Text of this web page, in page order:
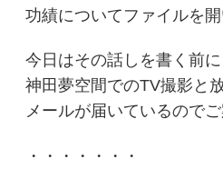
功績についてファイルを開
今日はその話しを書く前
神田夢空間でのTV撮影と
メールが届いているのでご
・・・・・・・